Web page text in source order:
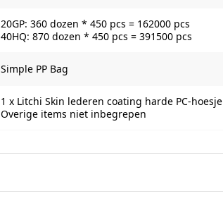
20GP: 360 dozen * 450 pcs = 162000 pcs
40HQ: 870 dozen * 450 pcs = 391500 pcs
Simple PP Bag
1 x Litchi Skin lederen coating harde PC-hoesje
Overige items niet inbegrepen